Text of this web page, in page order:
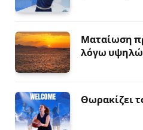
Ματαίωση
λόγω
Θωρακίζει